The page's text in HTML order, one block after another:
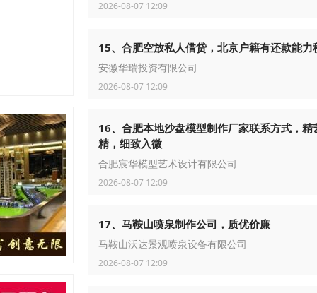
2026-08-07 12:09
15、合肥空放私人借贷，北京户籍有还款能力
安徽华瑞投资有限公司
2026-08-07 12:09
16、合肥本地沙盘模型制作厂家联系方式，精
精，细致入微
合肥宸华模型艺术设计有限公司
2026-08-07 12:09
17、马鞍山喷泉制作公司，质优价廉
马鞍山沃达景观喷泉设备有限公司
2026-08-07 12:09